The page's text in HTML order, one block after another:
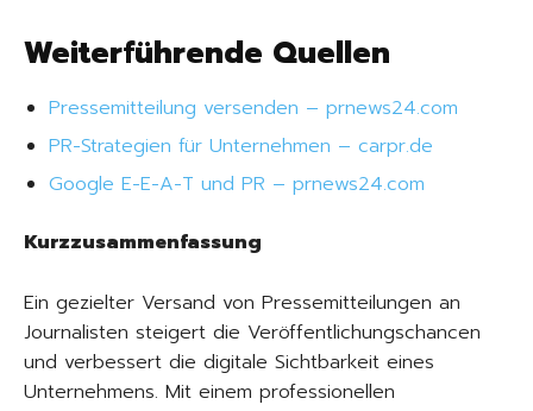
Weiterführende Quellen
Pressemitteilung versenden – prnews24.com
PR-Strategien für Unternehmen – carpr.de
Google E-E-A-T und PR – prnews24.com
Kurzzusammenfassung
Ein gezielter Versand von Pressemitteilungen an
Journalisten steigert die Veröffentlichungschancen
und verbessert die digitale Sichtbarkeit eines
Unternehmens. Mit einem professionellen